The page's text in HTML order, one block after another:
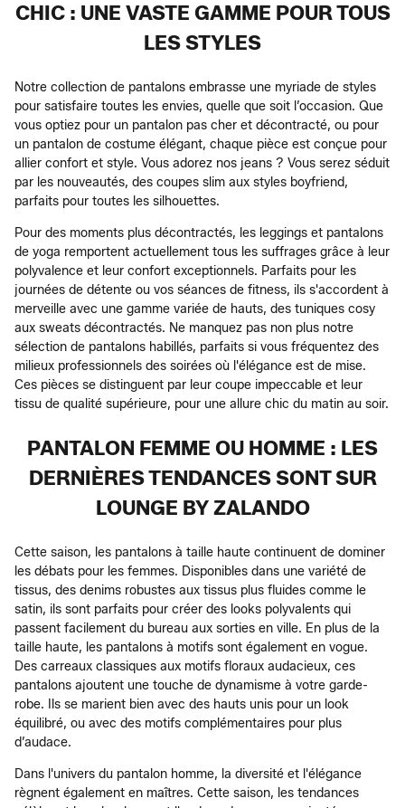
CHIC : UNE VASTE GAMME POUR TOUS
LES STYLES
Notre collection de pantalons embrasse une myriade de styles
pour satisfaire toutes les envies, quelle que soit l’occasion. Que
vous optiez pour un pantalon pas cher et décontracté, ou pour
un pantalon de costume élégant, chaque pièce est conçue pour
allier confort et style. Vous adorez nos jeans ? Vous serez séduit
par les nouveautés, des coupes slim aux styles boyfriend,
parfaits pour toutes les silhouettes.
Pour des moments plus décontractés, les leggings et pantalons
de yoga remportent actuellement tous les suffrages grâce à leur
polyvalence et leur confort exceptionnels. Parfaits pour les
journées de détente ou vos séances de fitness, ils s'accordent à
merveille avec une gamme variée de hauts, des tuniques cosy
aux sweats décontractés. Ne manquez pas non plus notre
sélection de pantalons habillés, parfaits si vous fréquentez des
milieux professionnels des soirées où l'élégance est de mise.
Ces pièces se distinguent par leur coupe impeccable et leur
tissu de qualité supérieure, pour une allure chic du matin au soir.
PANTALON FEMME OU HOMME : LES
DERNIÈRES TENDANCES SONT SUR
LOUNGE BY ZALANDO
Cette saison, les pantalons à taille haute continuent de dominer
les débats pour les femmes. Disponibles dans une variété de
tissus, des denims robustes aux tissus plus fluides comme le
satin, ils sont parfaits pour créer des looks polyvalents qui
passent facilement du bureau aux sorties en ville. En plus de la
taille haute, les pantalons à motifs sont également en vogue.
Des carreaux classiques aux motifs floraux audacieux, ces
pantalons ajoutent une touche de dynamisme à votre garde-
robe. Ils se marient bien avec des hauts unis pour un look
équilibré, ou avec des motifs complémentaires pour plus
d’audace.
Dans l'univers du pantalon homme, la diversité et l'élégance
règnent également en maîtres. Cette saison, les tendances